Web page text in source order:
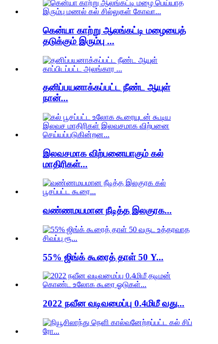
கென்யா காற்று ஆலங்கட்டி மழையைத்
தடுக்கும் இரும்பு ...
தனிப்பயனாக்கப்பட்ட நீண்ட ஆயுள்
நான்...
இலவசமாக விற்பனையாகும் கல்
மாதிரிகள்...
வண்ணமயமான நீடித்த இலகுரக...
55% ஜிங்க் கூரைத் தாள் 50 Y...
2022 நவீன வடிவமைப்பு 0.4மிமீ வது...